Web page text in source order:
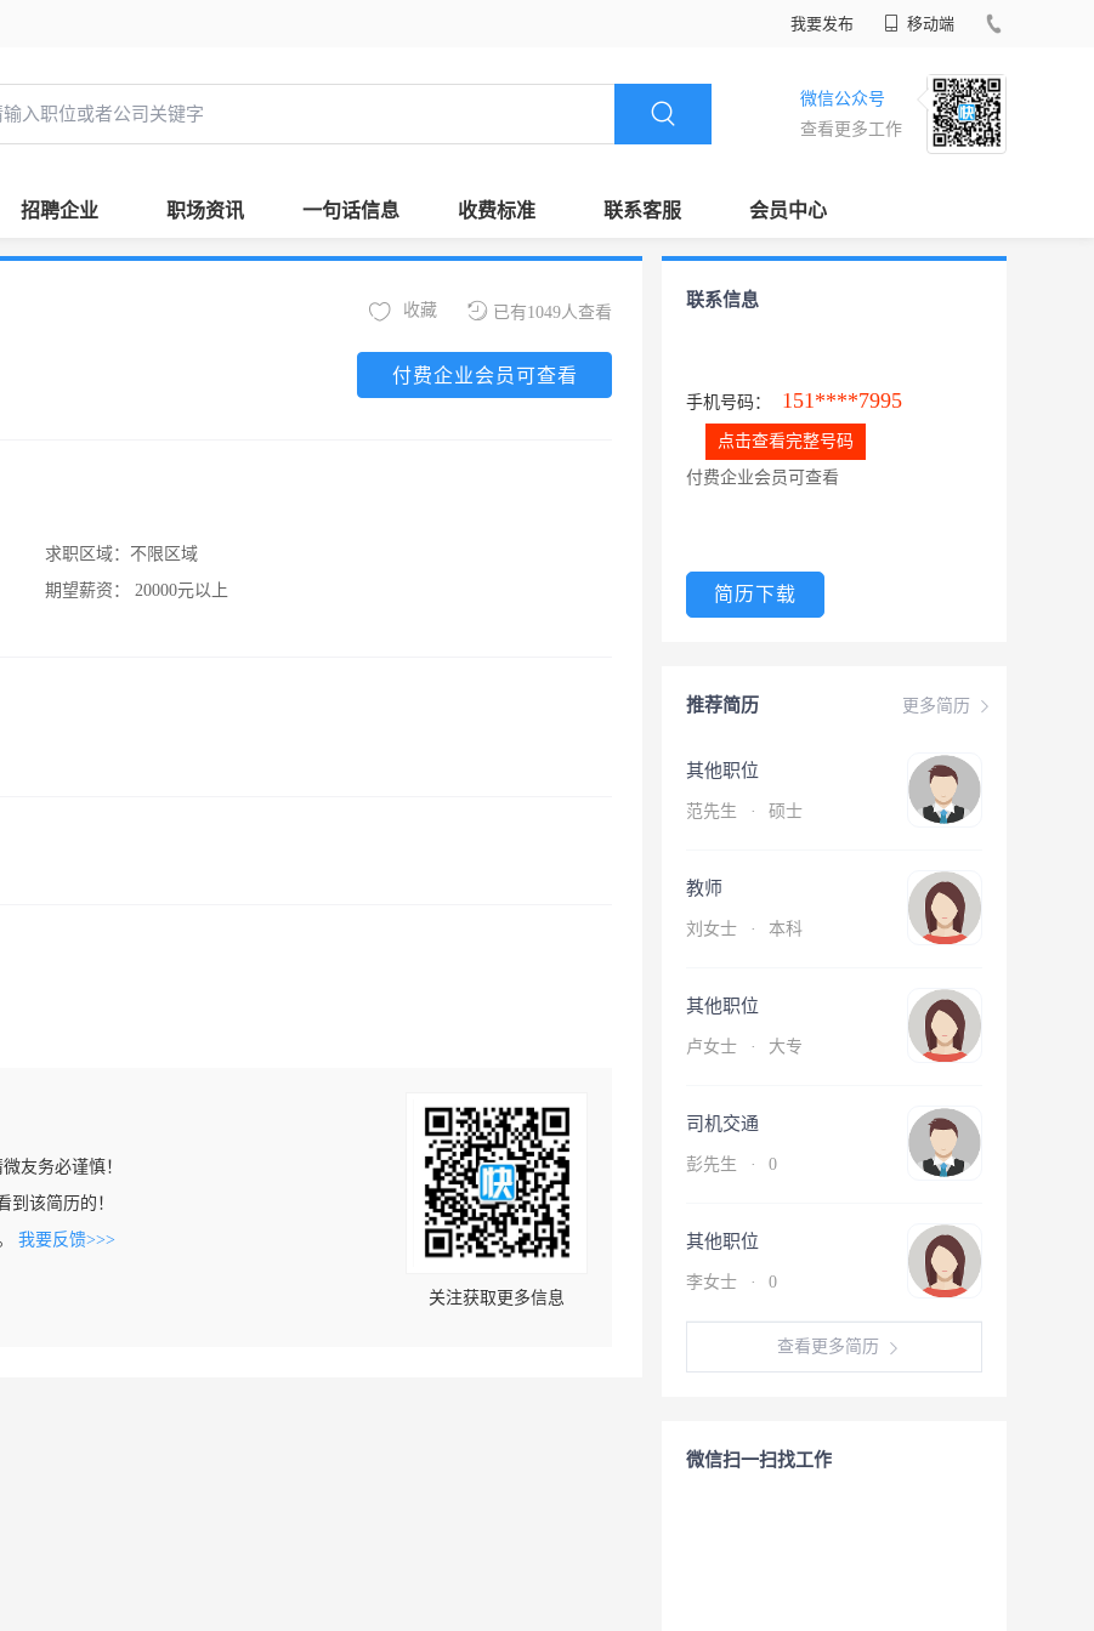
我要发布 移动端
微信公众号
查看更多工作
招聘企业 职场资讯 一句话信息 收费标准 联系客服 会员中心
已有1049人查看
收藏
付费企业会员可查看
求职区域： 不限区域
期望薪资：
20000元以上
友务必谨慎！
到该简历的！
我要反馈>>>
关注获取更多信息
联系信息
手机号码： 151****7995
点击查看完整号码
付费企业会员可查看
简历下载
更多简历
推荐简历
其他职位
范先生 · 硕士
教师
刘女士 · 本科
其他职位
卢女士 · 大专
司机交通
彭先生 · 0
其他职位
李女士 · 0
查看更多简历
微信扫一扫找工作